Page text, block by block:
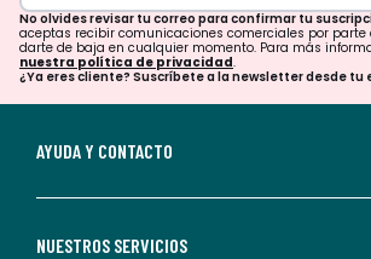
para
tu
No olvides revisar tu correo para confirmar tu
aceptas recibir comunicaciones comerciales por parte
darte de baja en cualquier momento. Para más
nuestra política de privacidad.
¿Ya eres cliente? Suscríbete a la newsletter desde tu
AYUDA Y CONTACTO
NUESTROS SERVICIOS